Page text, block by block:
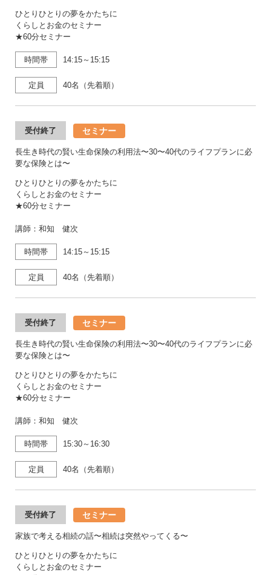
ひとりひとりの夢をかたちに
くらしとお金のセミナー
★60分セミナー
時間帯 14:15～15:15
定員 40名（先着順）
受付終了 セミナー
長生き時代の賢い生命保険の利用法〜30〜40代のライフプランに必
要な保険とは〜
ひとりひとりの夢をかたちに
くらしとお金のセミナー
★60分セミナー
講師：和知 健次
時間帯 14:15～15:15
定員 40名（先着順）
受付終了 セミナー
長生き時代の賢い生命保険の利用法〜30〜40代のライフプランに必
要な保険とは〜
ひとりひとりの夢をかたちに
くらしとお金のセミナー
★60分セミナー
講師：和知 健次
時間帯 15:30～16:30
定員 40名（先着順）
受付終了 セミナー
家族で考える相続の話〜相続は突然やってくる〜
ひとりひとりの夢をかたちに
くらしとお金のセミナー